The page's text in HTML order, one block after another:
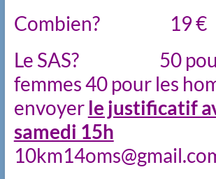
Combien? 19 €
Le SAS? 50
femmes 40 pour les
envoyer le justificatif
samedi 15h